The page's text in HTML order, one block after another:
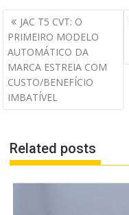
Navegação
de
Post
JAC T5 CVT: O
PRIMEIRO MODELO
AUTOMÁTICO DA
MARCA ESTREIA COM
CUSTO/BENEFÍCIO
IMBATÍVEL
Related posts